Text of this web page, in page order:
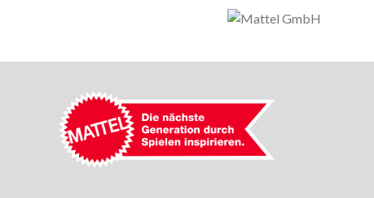
Mattel GmbH